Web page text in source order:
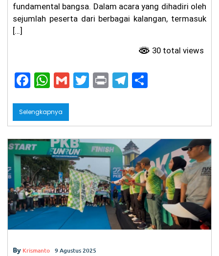
fundamental bangsa. ​Dalam acara yang dihadiri oleh
sejumlah peserta dari berbagai kalangan, termasuk
[…]
30 total views
F
a
c
e
b
o
o
k
W
h
a
ts
A
p
p
G
m
l
T
w
er
Pr
in
T
el
gr
a
m
e
Selengkapnya
By Krismanto 9 Agustus 2025